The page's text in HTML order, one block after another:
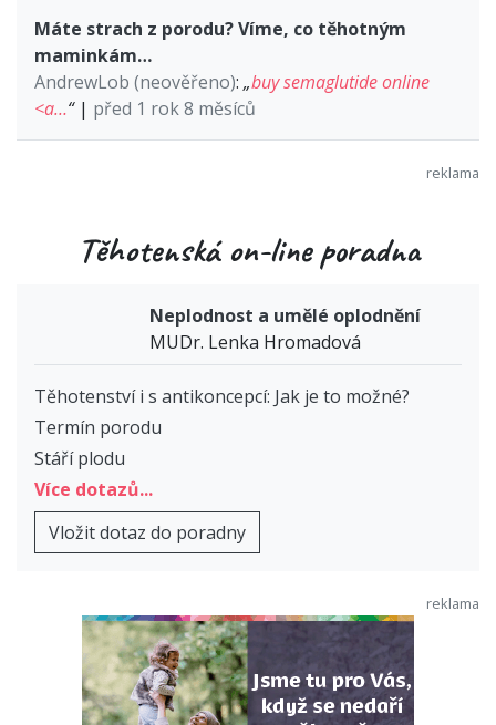
Máte strach z porodu? Víme, co těhotným
maminkám…
AndrewLob (neověřeno): „buy semaglutide online
<a…“| před 1 rok 8 měsíců
Těhotenská on-line poradna
Neplodnost a umělé oplodnění
MUDr. Lenka Hromadová
Těhotenství i s antikoncepcí: Jak je to možné?
Termín porodu
Stáří plodu
Více dotazů...
Vložit dotaz do poradny